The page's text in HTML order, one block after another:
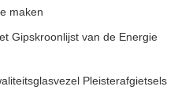
maken
Gipskroonlijst van de Energie
Pleisterafgietsels